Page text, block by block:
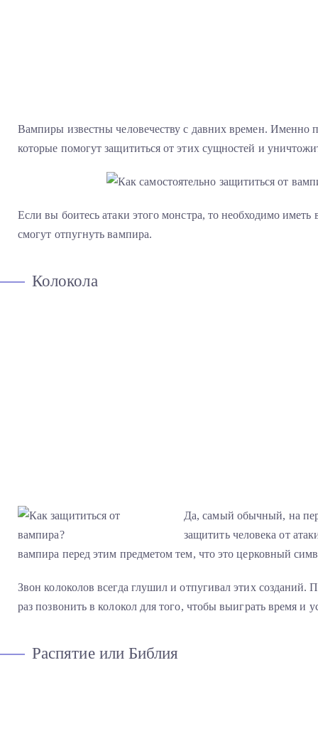
Вампиры известны человечеству с давних времен. Именно
которые помогут защититься от этих сущностей и
Если вы боитесь атаки этого монстра, то необходимо иметь
смогут отпугнуть вампира.
Колокола
Да, самый обычный, на
защитить человека от
вампира перед этим предметом тем, что это церковный
Звон колоколов всегда глушил и отпугивал этих созданий.
раз позвонить в колокол для того, чтобы выиграть время и
Распятие или Библия